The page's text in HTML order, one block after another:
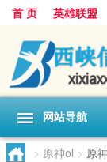
首 页 英雄联盟
网站导航
> 原神ol > 原